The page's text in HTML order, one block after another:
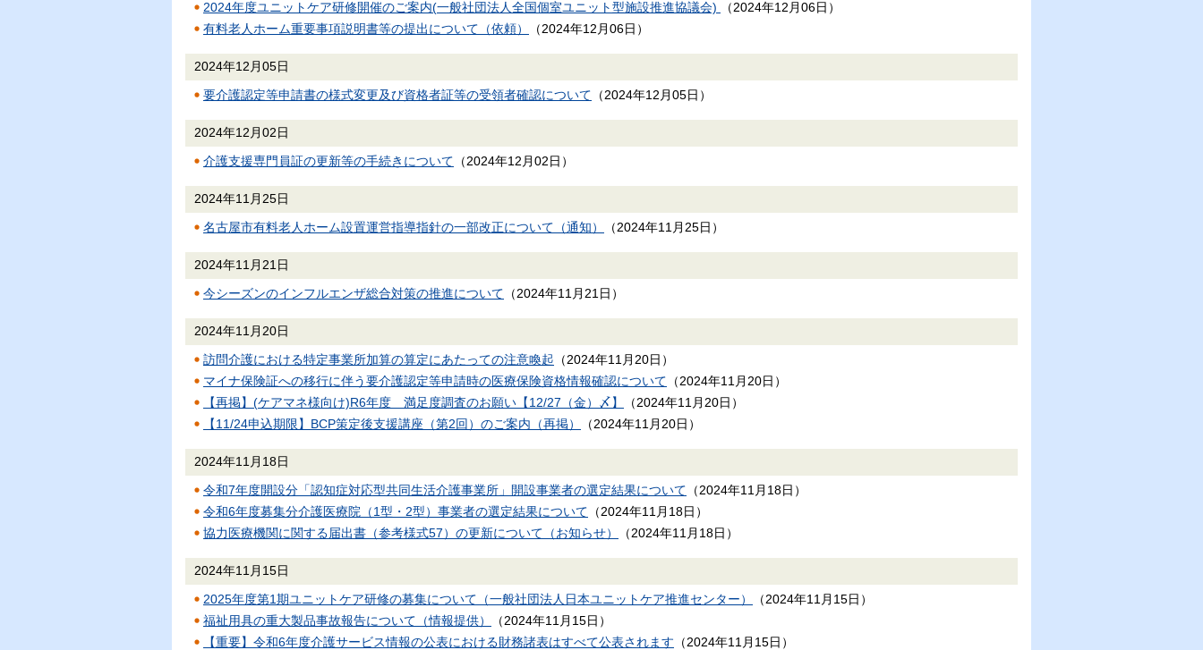
2024年度ユニットケア研修開催のご案内(一般社団法人全国個室ユニット型施設推進協議会) （2024年12月06日 ）
有料老人ホーム重要事項説明書等の提出について（依頼）
（2024年12月06日 ）
2024年12月05日
要介護認定等申請書の様式変更及び資格者証等の受領者確認について （2024年12月05日 ）
2024年12月02日
介護支援専門員証の更新等の手続きについて （2024年12月02日 ）
2024年11月25日
名古屋市有料老人ホーム設置運営指導指針の一部改正について（通知） （2024年11月25日 ）
2024年11月21日
今シーズンのインフルエンザ総合対策の推進について （2024年11月21日 ）
2024年11月20日
訪問介護における特定事業所加算の算定にあたっての注意喚起 （2024年11月20日 ）
マイナ保険証への移行に伴う要介護認定等申請時の医療保険資格情報確認について （2024年11月20日 ）
【再掲】(ケアマネ様向け)R6年度 満足度調査のお願い【12/27（金）〆】
（2024年11月20日 ）
【11/24申込期限】BCP策定後支援講座（第2回）のご案内（再掲）
（2024年11月20日 ）
2024年11月18日
令和7年度開設分「認知症対応型共同生活介護事業所」開設事業者の選定結果について （2024年11月18日 ）
令和6年度募集分介護医療院（1型・2型）事業者の選定結果について （2024年11月18日 ）
協力医療機関に関する届出書（参考様式57）の更新について（お知らせ）
（2024年11月18日 ）
2024年11月15日
2025年度第1期ユニットケア研修の募集について（一般社団法人日本ユニットケア推進センター） （2024年11月15日 ）
福祉用具の重大製品事故報告について（情報提供）
（2024年11月15日 ）
【重要】令和6年度介護サービス情報の公表における財務諸表はすべて公表されます （2024年11月15日 ）